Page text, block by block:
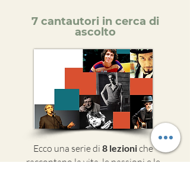
7 cantautori in cerca di
ascolto
Ecco una serie di 8 lezioniche
raccontano la vita, le passioni e le